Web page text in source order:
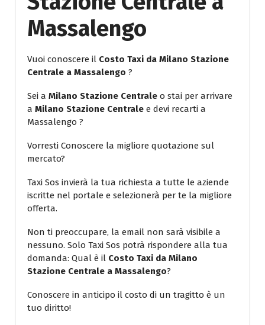
Massalengo
Vuoi conoscere il Costo Taxi da Milano Stazione
Centrale a Massalengo ?
Sei a Milano Stazione Centrale o stai per arrivare
a Milano Stazione Centrale e devi recarti a
Massalengo ?
Vorresti Conoscere la migliore quotazione sul
mercato?
Taxi Sos invierà la tua richiesta a tutte le aziende
iscritte nel portale e selezionerà per te la migliore
offerta.
Non ti preoccupare, la email non sarà visibile a
nessuno. Solo Taxi Sos potrà rispondere alla tua
domanda: Qual è il Costo Taxi da Milano
Stazione Centrale a Massalengo?
Conoscere in anticipo il costo di un tragitto è un
tuo diritto!